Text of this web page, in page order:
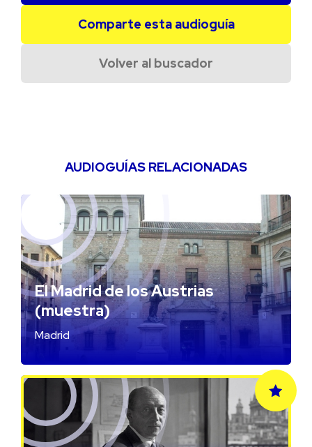
Comparte esta audioguía
Volver al buscador
AUDIOGUÍAS RELACIONADAS
El Madrid de los Austrias
(muestra)
Madrid